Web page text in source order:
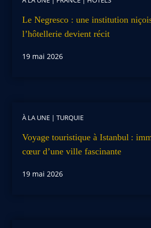
Le Negresco : une institution
l’hôtellerie devient récit
19 mai 2026
À LA UNE | TURQUIE
Voyage touristique à Istanbul :
cœur d’une ville fascinante
19 mai 2026